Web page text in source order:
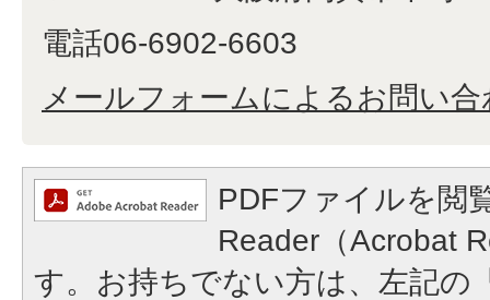
電話06-6902-6603
メールフォームによるお問い合
PDFファイルを閲
Reader（Acrobat
す。お持ちでない方は、左記の